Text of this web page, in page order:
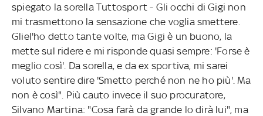
spiegato la sorella Tuttosport - Gli occhi di Gigi non
mi trasmettono la sensazione che voglia smettere.
Gliel'ho detto tante volte, ma Gigi è un buono, la
mette sul ridere e mi risponde quasi sempre: 'Forse è
meglio così'. Da sorella, e da ex sportiva, mi sarei
voluto sentire dire 'Smetto perché non ne ho più'. Ma
non è così". Più cauto invece il suo procuratore,
Silvano Martina: "Cosa farà da grande lo dirà lui", ma